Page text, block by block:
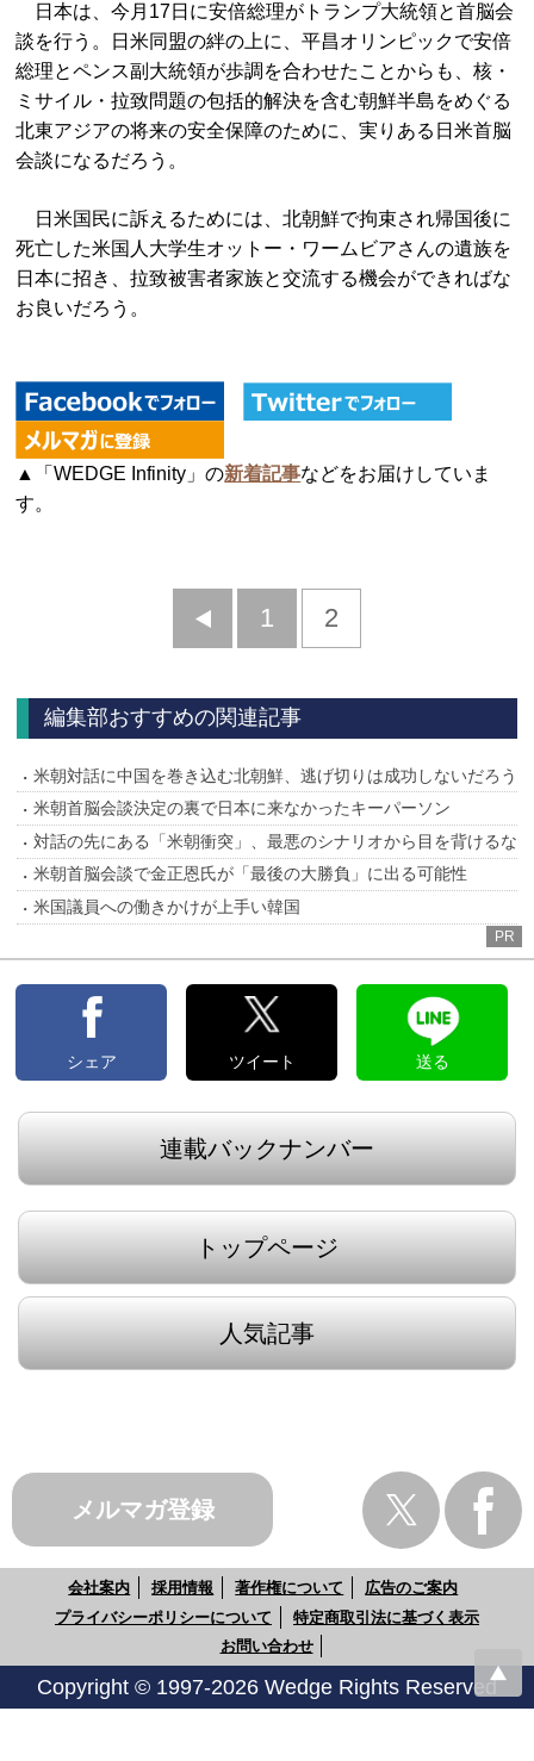
日本は、今月17日に安倍総理がトランプ大統領と首脳会
談を行う。日米同盟の絆の上に、平昌オリンピックで安倍
総理とペンス副大統領が歩調を合わせたことからも、核・
ミサイル・拉致問題の包括的解決を含む朝鮮半島をめぐる
北東アジアの将来の安全保障のために、実りある日米首脳
会談になるだろう。
日米国民に訴えるためには、北朝鮮で拘束され帰国後に
死亡した米国人大学生オットー・ワームビアさんの遺族を
日本に招き、拉致被害者家族と交流する機会ができればな
お良いだろう。
▲「WEDGE Infinity」の新着記事などをお届けしていま
す。
前
1 2
編集部おすすめの関連記事
米朝対話に中国を巻き込む北朝鮮、逃げ切りは成功しないだろう
米朝首脳会談決定の裏で日本に来なかったキーパーソン
対話の先にある「米朝衝突」、最悪のシナリオから目を背けるな
米朝首脳会談で金正恩氏が「最後の大勝負」に出る可能性
米国議員への働きかけが上手い韓国
PR
シェア ツイート 送る
連載バックナンバー
トップページ
人気記事
メルマガ登録
会社案内 採用情報 著作権について
広告のご案内
プライバシーポリシーについて
特定商取引法に基づく表示
お問い合わせ
Copyright © 1997-2026 Wedge Rights Reserved